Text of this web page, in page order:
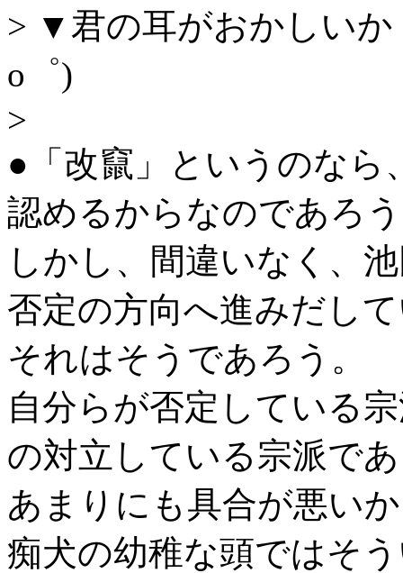
> ▼君の耳がおかしい
o゜)
>
●「改竄」というのなら
認めるからなのであろ
しかし、間違いなく、
否定の方向へ進みだし
それはそうであろう。
自分らが否定している
の対立している宗派で
あまりにも具合が悪い
痴犬の幼稚な頭ではそ